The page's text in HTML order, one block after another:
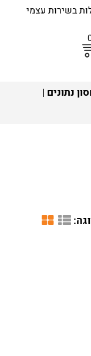
בשירות עצמי
נתונים |